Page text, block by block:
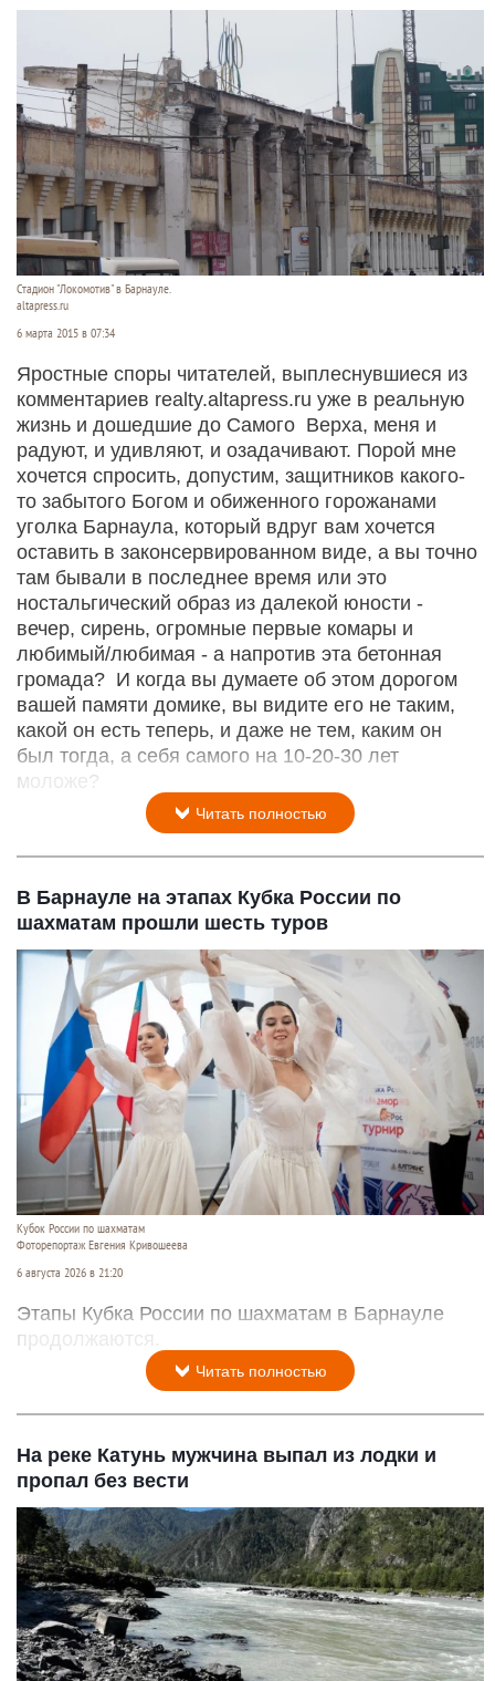
Стадион "Локомотив" в Барнауле.
altapress.ru
6 марта 2015 в 07:34
Яростные споры читателей, выплеснувшиеся из
комментариев realty.altapress.ru уже в реальную
жизнь и дошедшие до Самого Верха, меня и
радуют, и удивляют, и озадачивают. Порой мне
хочется спросить, допустим, защитников какого-
то забытого Богом и обиженного горожанами
уголка Барнаула, который вдруг вам хочется
оставить в законсервированном виде, а вы точно
там бывали в последнее время или это
ностальгический образ из далекой юности -
вечер, сирень, огромные первые комары и
любимый/любимая - а напротив эта бетонная
громада? И когда вы думаете об этом дорогом
вашей памяти домике, вы видите его не таким,
какой он есть теперь, и даже не тем, каким он
был тогда, а себя самого на 10-20-30 лет
моложе?
Читать полностью
В Барнауле на этапах Кубка России по
шахматам прошли шесть туров
Кубок России по шахматам
Фоторепортаж Евгения Кривошеева
6 августа 2026 в 21:20
Этапы Кубка России по шахматам в Барнауле
продолжаются.
Читать полностью
На реке Катунь мужчина выпал из лодки и
пропал без вести